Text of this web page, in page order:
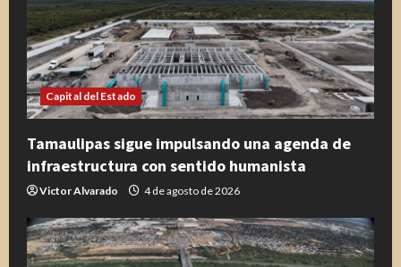
Capital del Estado
Tamaulipas sigue impulsando una agenda de
infraestructura con sentido humanista
Victor Alvarado 4 de agosto de 2026